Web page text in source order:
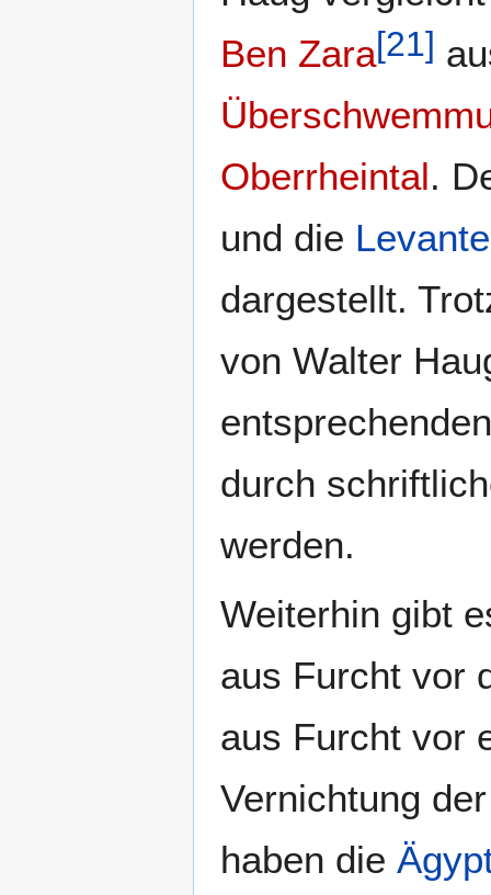
Ben Zara[21]
Oberrheintal.
und die
dargestellt.
von Walter
durch
werden.
Weiterhin gibt
aus Furcht vor
aus Furcht vor
Vernichtung
haben die